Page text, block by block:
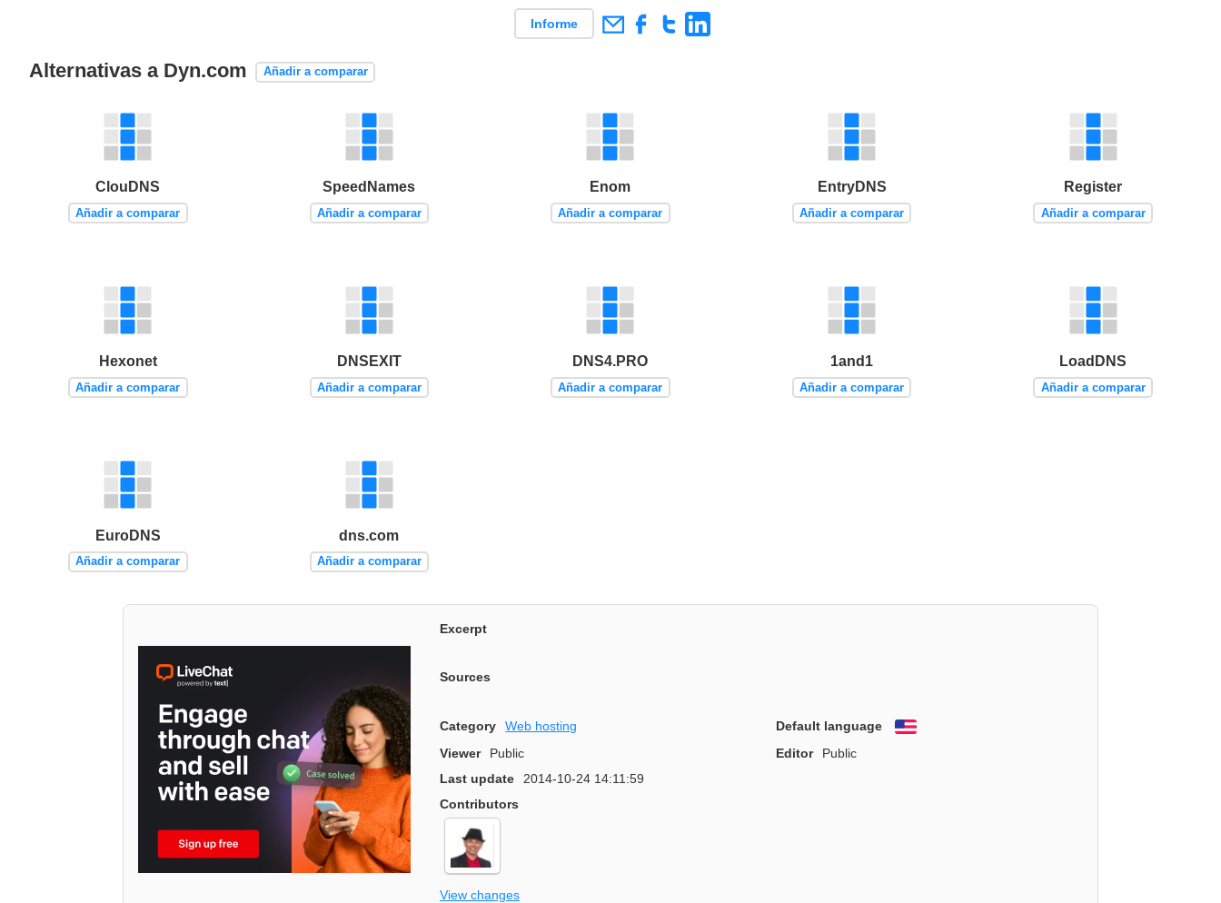
Informe
Alternativas a Dyn.com Añadir a comparar
ClouDNS
Añadir a comparar
SpeedNames
Añadir a comparar
Enom
Añadir a comparar
EntryDNS
Añadir a comparar
Register
Añadir a comparar
Hexonet
Añadir a comparar
DNSEXIT
Añadir a comparar
DNS4.PRO
Añadir a comparar
1and1
Añadir a comparar
LoadDNS
Añadir a comparar
EuroDNS
Añadir a comparar
dns.com
Añadir a comparar
Excerpt
Sources
Category Web hosting Default language
English
Viewer
Public Editor
Public
Last update
2014-10-24 14:11:59
Contributors
View changes